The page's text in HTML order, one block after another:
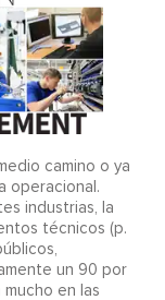
camino o ya
operacional.
industrias, la
técnicos (p.
un 90 por
en las